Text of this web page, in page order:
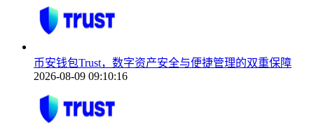
币安钱包Trust，数字资产安全与便捷管理的双重保障
2026-08-09 09:10:16